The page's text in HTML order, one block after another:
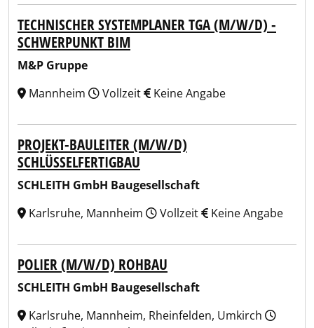
TECHNISCHER SYSTEMPLANER TGA (M/W/D) -
SCHWERPUNKT BIM
M&P Gruppe
Mannheim
Vollzeit Keine Angabe
PROJEKT-BAULEITER (M/W/D)
SCHLÜSSELFERTIGBAU
SCHLEITH GmbH Baugesellschaft
Karlsruhe, Mannheim
Vollzeit Keine Angabe
POLIER (M/W/D) ROHBAU
SCHLEITH GmbH Baugesellschaft
Karlsruhe, Mannheim, Rheinfelden, Umkirch